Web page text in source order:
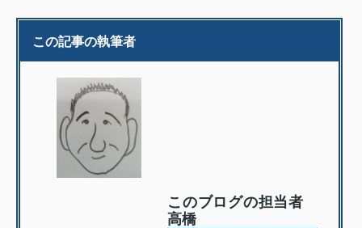
この記事の執筆者
このブログの担当者
高橋